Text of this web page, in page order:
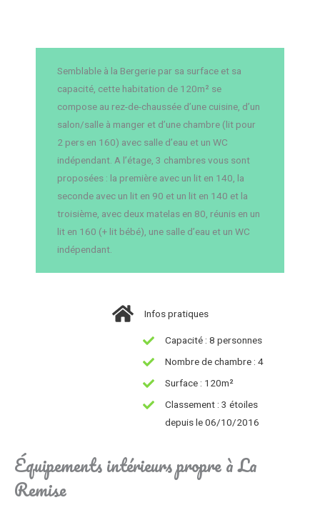
Semblable à la Bergerie par sa surface et sa
capacité, cette habitation de 120m² se
compose au rez-de-chaussée d’une cuisine, d’un
salon/salle à manger et d’une chambre (lit pour
2 pers en 160) avec salle d’eau et un WC
indépendant. A l’étage, 3 chambres vous sont
proposées : la première avec un lit en 140, la
seconde avec un lit en 90 et un lit en 140 et la
troisième, avec deux matelas en 80, réunis en un
lit en 160 (+ lit bébé), une salle d’eau et un WC
indépendant.
Infos pratiques
Capacité : 8 personnes
Nombre de chambre : 4
Surface : 120m²
Classement : 3 étoiles
depuis le 06/10/2016
Équipements intérieurs propre à La
Remise